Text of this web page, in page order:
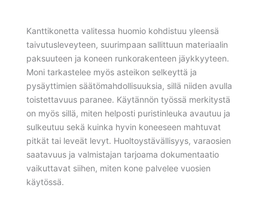
Kanttikonetta valitessa huomio kohdistuu yleensä
taivutusleveyteen, suurimpaan sallittuun materiaalin
paksuuteen ja koneen runkorakenteen jäykkyyteen.
Moni tarkastelee myös asteikon selkeyttä ja
pysäyttimien säätömahdollisuuksia, sillä niiden avulla
toistettavuus paranee. Käytännön työssä merkitystä
on myös sillä, miten helposti puristinleuka avautuu ja
sulkeutuu sekä kuinka hyvin koneeseen mahtuvat
pitkät tai leveät levyt. Huoltoystävällisyys, varaosien
saatavuus ja valmistajan tarjoama dokumentaatio
vaikuttavat siihen, miten kone palvelee vuosien
käytössä.